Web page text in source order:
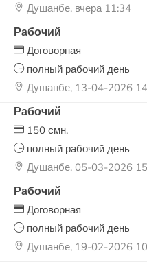
Душанбе, вчера 11:34
Рабочий
Договорная
полный рабочий день
Душанбе, 13-04-2026
Рабочий
150 смн.
полный рабочий день
Душанбе, 05-03-2026
Рабочий
Договорная
полный рабочий день
Душанбе, 19-02-2026